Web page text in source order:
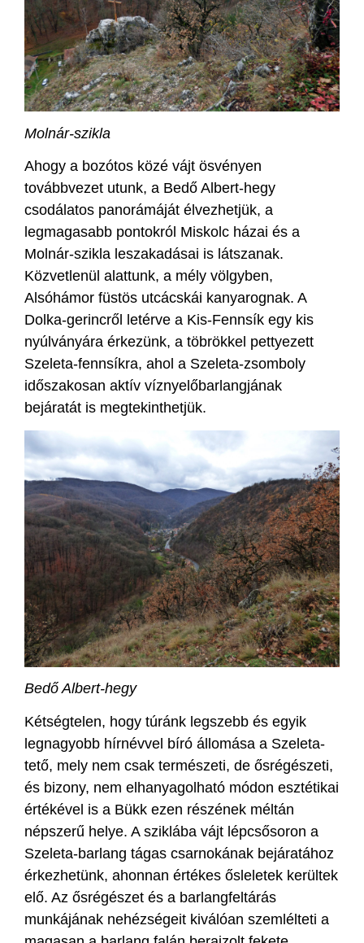
Molnár-szikla
Ahogy a bozótos közé vájt ösvényen
továbbvezet utunk, a Bedő Albert-hegy
csodálatos panorámáját élvezhetjük, a
legmagasabb pontokról Miskolc házai és a
Molnár-szikla leszakadásai is látszanak.
Közvetlenül alattunk, a mély völgyben,
Alsóhámor füstös utcácskái kanyarognak. A
Dolka-gerincről letérve a Kis-Fennsík egy kis
nyúlványára érkezünk, a töbrökkel pettyezett
Szeleta-fennsíkra, ahol a Szeleta-zsomboly
időszakosan aktív víznyelőbarlangjának
bejáratát is megtekinthetjük.
Bedő Albert-hegy
Kétségtelen, hogy túránk legszebb és egyik
legnagyobb hírnévvel bíró állomása a Szeleta-
tető, mely nem csak természeti, de ősrégészeti,
és bizony, nem elhanyagolható módon esztétikai
értékével is a Bükk ezen részének méltán
népszerű helye. A sziklába vájt lépcsősoron a
Szeleta-barlang tágas csarnokának bejáratához
érkezhetünk, ahonnan értékes ősleletek kerültek
elő. Az ősrégészet és a barlangfeltárás
munkájának nehézségeit kiválóan szemlélteti a